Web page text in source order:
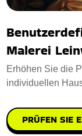
Malerei
Erhöhen Sie die
individuellen
PRÜFEN SIE